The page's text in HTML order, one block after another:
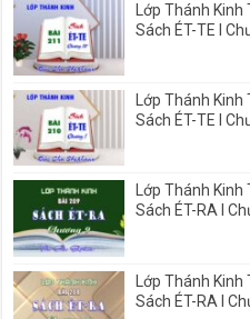
Lớp Thánh
Sách ÉT-TE I
Lớp Thánh Kinh
Sách ÉT-TE I
Lớp Thánh Kinh
Sách ÉT-RA I
Lớp Thánh Kinh
Sách ÉT-RA I